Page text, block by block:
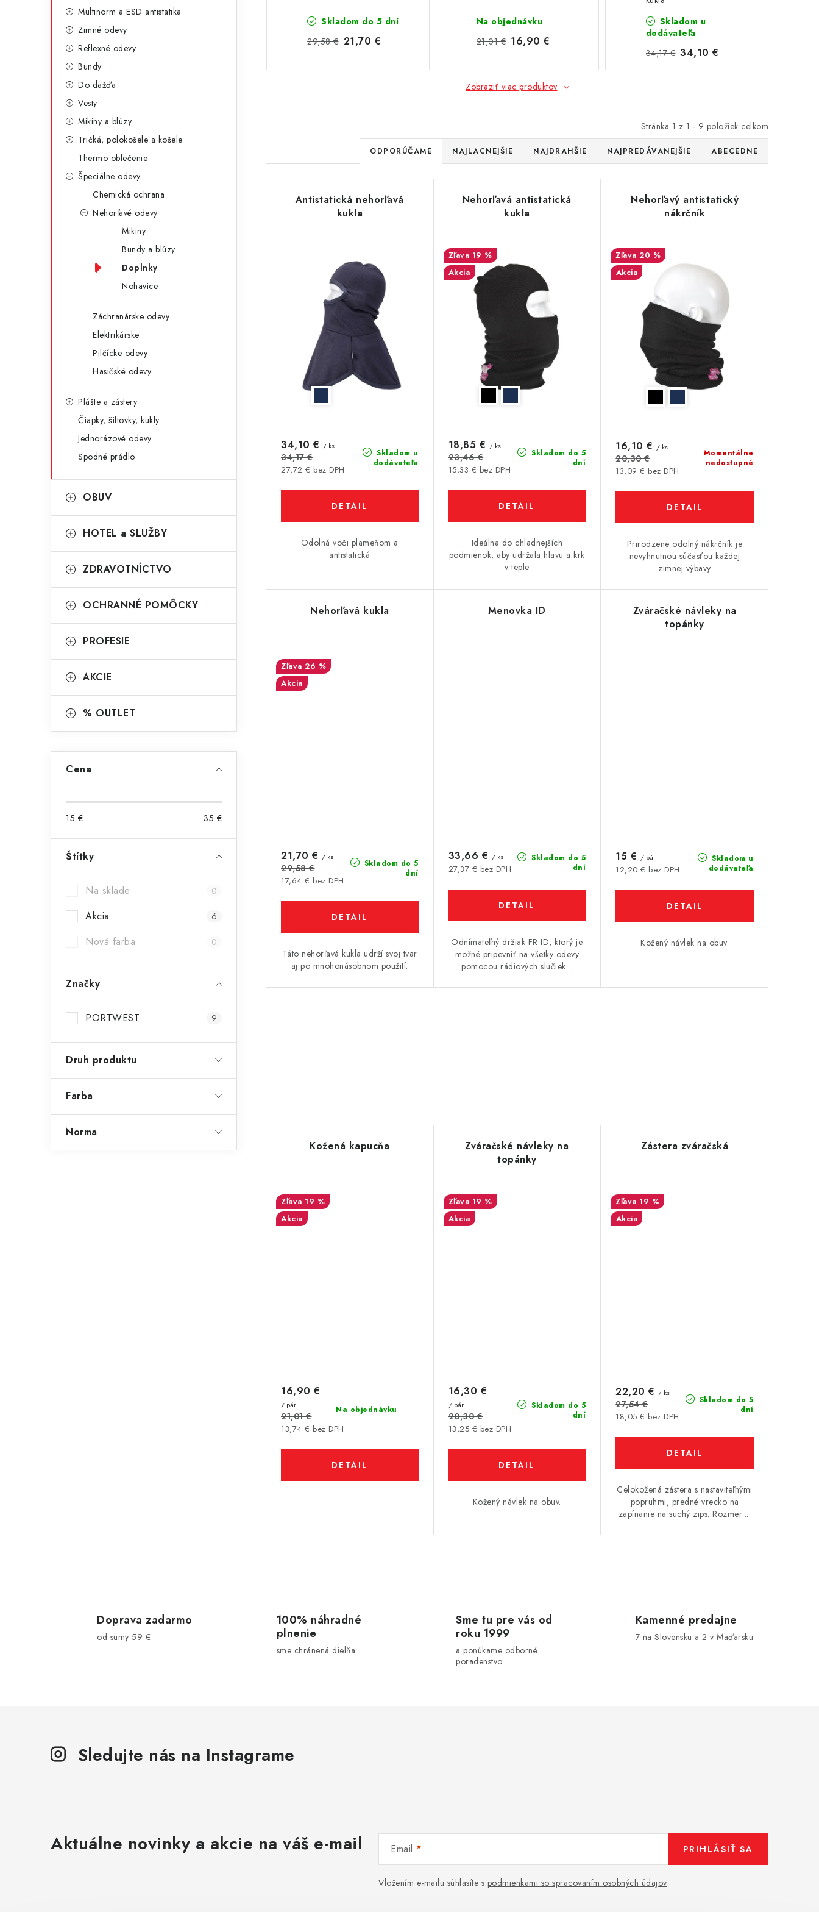
Multinorm a ESD antistatika
Zimné odevy
Reflexné odevy
Bundy
Do dažďa
Vesty
Mikiny a blúzy
Tričká, polokošele a košele
Thermo oblečenie
Špeciálne odevy
Chemická ochrana
Nehorľavé odevy
Mikiny
Bundy a blúzy
Doplnky
Nohavice
Záchranárske odevy
Elektrikárske
Pilčícke odevy
Hasičské odevy
Plášte a zástery
Čiapky, šiltovky, kukly
Jednorázové odevy
Spodné prádlo
OBUV
HOTEL a SLUŽBY
ZDRAVOTNÍCTVO
OCHRANNÉ POMÔCKY
PROFESIE
AKCIE
% OUTLET
Cena
15 € 35 €
Štítky
Na sklade 0
Akcia 6
Nová farba 0
Značky
PORTWEST 9
Druh produktu
Farba
Norma
Skladom do 5 dní
29,58 € 21,70 €
Na objednávku
21,01 € 16,90 €
Skladom u
dodávateľa
34,17 € 34,10 €
Zobraziť viac produktov
Stránka 1 z 1 - 9 položiek celkom
R
a
d
e
i
e
p
r
d
t
v
ODPORÚČAME NAJLACNEJŠIE NAJDRAHŠIE NAJPREDÁVANEJŠIE ABECEDNE
Antistatická nehorľavá
kukla
Skladom u
dodávateľa
27,72 € bez DPH
34,10 € / ks
34,17 €
DETAIL
Odolná voči plameňom a
antistatická
Nehorľavá antistatická
kukla
19 %
Akcia
Skladom do 5
dní
15,33 € bez DPH
18,85 € / ks
23,46 €
DETAIL
Ideálna do chladnejších
podmienok, aby udržala hlavu a krk
v teple
Nehorľavý antistatický
nákrčník
20 %
Akcia
Momentálne
nedostupné
13,09 € bez DPH
16,10 € / ks
20,30 €
DETAIL
Prirodzene odolný nákrčník je
nevyhnutnou súčasťou každej
zimnej výbavy
Nehorľavá kukla
26 %
Akcia
Skladom do 5
dní
17,64 € bez DPH
21,70 € / ks
29,58 €
DETAIL
Táto nehorľavá kukla udrží svoj tvar
aj po mnohonásobnom použití.
Menovka ID
Skladom do 5
dní
27,37 € bez DPH
33,66 € / ks
DETAIL
Odnímateľný držiak FR ID, ktorý je
možné pripevniť na všetky odevy
pomocou rádiových slučiek...
Zváračské návleky na
topánky
Skladom u
dodávateľa
12,20 € bez DPH
15 € / pár
DETAIL
Kožený návlek na obuv.
Kožená kapucňa
19 %
Akcia
Na objednávku
13,74 € bez DPH
16,90 €
/ pár
21,01 €
DETAIL
Zváračské návleky na
topánky
19 %
Akcia
Skladom do 5
dní
13,25 € bez DPH
16,30 €
/ pár
20,30 €
DETAIL
Kožený návlek na obuv.
Zástera zváračská
19 %
Akcia
Skladom do 5
dní
18,05 € bez DPH
22,20 € / ks
27,54 €
DETAIL
Celokožená zástera s nastaviteľnými
popruhmi, predné vrecko na
zapínanie na suchý zips. Rozmer:...
p
y
Doprava zadarmo
od sumy 59 €
100% náhradné
plnenie
sme chránená dielňa
Sme tu pre vás od
roku 1999
a ponúkame odborné
poradenstvo
Kamenné predajne
7 na Slovensku a 2 v Maďarsku
Sledujte nás na Instagrame
Aktuálne novinky a akcie na váš e-mail Email
Vložením e-mailu súhlasíte s podmienkami so spracovaním osobných údajov.
PRIHLÁSIŤ SA